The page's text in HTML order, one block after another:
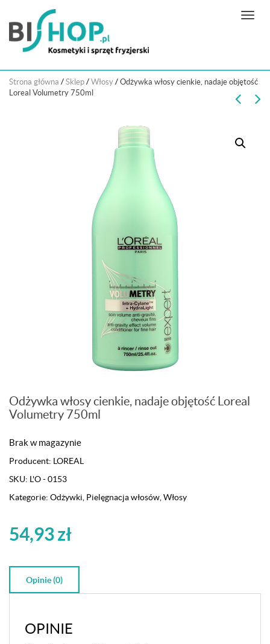
N
g
a
Strona główna / Sklep / Włosy / Odżywka włosy cienkie, nadaje objętość
Loreal Volumetry 750ml
Odżywka włosy cienkie, nadaje objętość Loreal
Volumetry 750ml
Brak w magazynie
Producent: LOREAL
SKU: L'O - 0153
Kategorie: Odżywki Pielęgnacja włosów Włosy
54,93zł
Opinie (0)
OPINIE